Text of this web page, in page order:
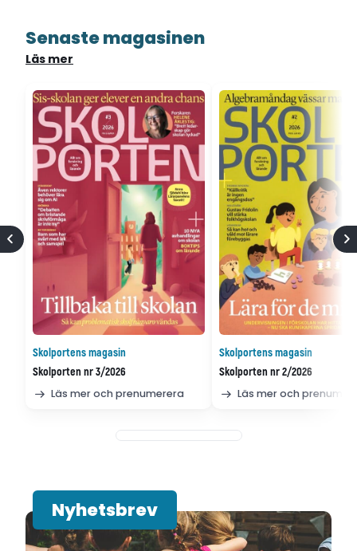
Senaste magasinen
Läs mer
Skolportens magasin
Skolporten nr 3/2026
Läs mer och prenumerera
Skolportens magasin
Skolporten nr 2/2026
Läs mer och
Nyhetsbrev